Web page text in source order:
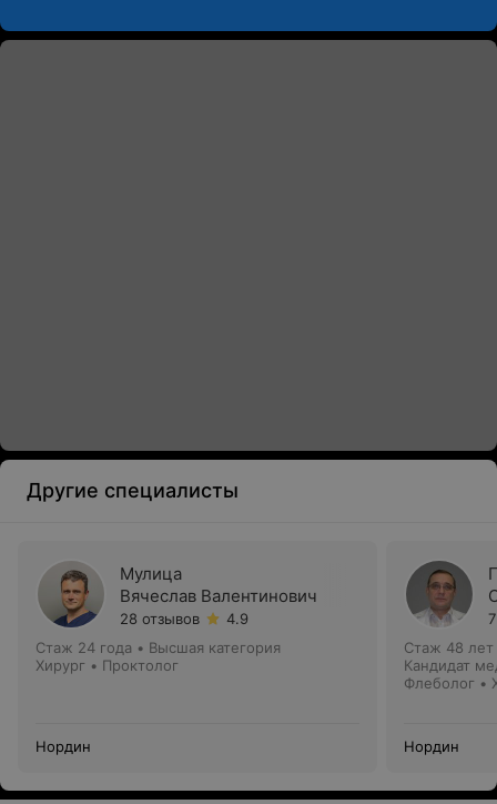
Другие специалисты
Мулица
Вячеслав Валентинович
28 отзывов
4.9
Стаж 24 года • Высшая категория
Хирург • Проктолог
Нордин
Стаж 48 лет
Кандидат
Флеболог •
Нордин